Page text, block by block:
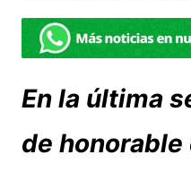
En la última
de